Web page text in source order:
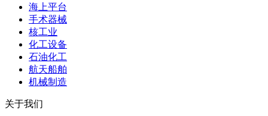
海上平台
手术器械
核工业
化工设备
石油化工
航天船舶
机械制造
关于我们